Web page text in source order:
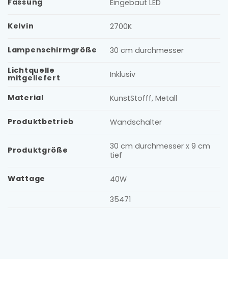
Eingebaut LED
Kelvin 2700K
Lampenschirmgröße
30 cm durchmesser
Lichtquelle
mitgeliefert Inklusiv
Material KunstStofff, Metall
Produktbetrieb Wandschalter
Produktgröße
30 cm durchmesser x 9 cm
tief
Wattage
40W
35471